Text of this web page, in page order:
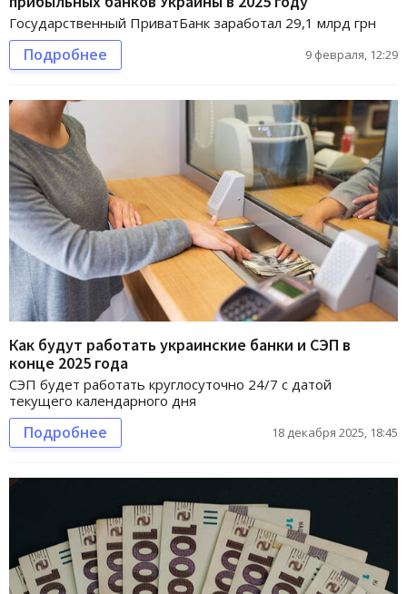
Государственный ПриватБанк заработал 29,1 млрд грн
Подробнее 9 февраля, 12:29
Как будут работать украинские банки и СЭП в
конце 2025 года
СЭП будет работать круглосуточно 24/7 с датой
текущего календарного дня
Подробнее 18 декабря 2025, 18:45